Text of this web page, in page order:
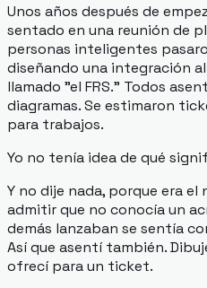
Unos años después de
sentado en una reunión de
personas inteligentes
diseñando una integración
llamado "el FRS." Todos
diagramas. Se estimaron
para trabajos.
Yo no tenía idea de qué
Y no dije nada, porque era
admitir que no conocía un
demás lanzaban se sentía
Así que asentí también.
ofrecí para un ticket.